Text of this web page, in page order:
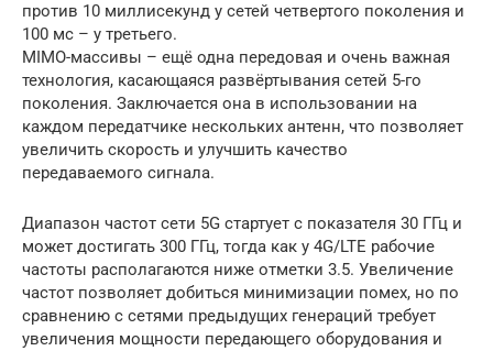
против 10 миллисекунд у сетей четвертого поколения и
100 мс – у третьего.
MIMO-массивы – ещё одна передовая и очень важная
технология, касающаяся развёртывания сетей 5-го
поколения. Заключается она в использовании на
каждом передатчике нескольких антенн, что позволяет
увеличить скорость и улучшить качество
передаваемого сигнала.
Диапазон частот сети 5G стартует с показателя 30 ГГц и
может достигать 300 ГГц, тогда как у 4G/LTE рабочие
частоты располагаются ниже отметки 3.5. Увеличение
частот позволяет добиться минимизации помех, но по
сравнению с сетями предыдущих генераций требует
увеличения мощности передающего оборудования и